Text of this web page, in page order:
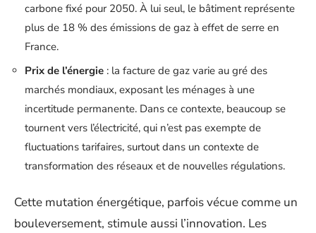
carbone fixé pour 2050. À lui seul, le bâtiment représente
plus de 18 % des émissions de gaz à effet de serre en
France.
Prix de l’énergie : la facture de gaz varie au gré des
marchés mondiaux, exposant les ménages à une
incertitude permanente. Dans ce contexte, beaucoup se
tournent vers l’électricité, qui n’est pas exempte de
fluctuations tarifaires, surtout dans un contexte de
transformation des réseaux et de nouvelles régulations.
Cette mutation énergétique, parfois vécue comme un
bouleversement, stimule aussi l’innovation. Les